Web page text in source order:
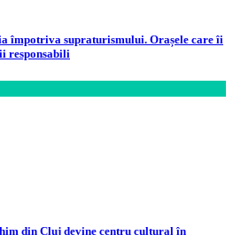
împotriva supraturismului. Orașele care îi
responsabili
din Cluj devine centru cultural în